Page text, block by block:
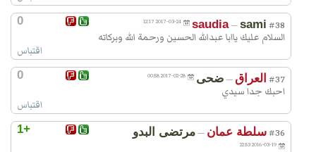
اَمْرِهِ اَشْهَدُ اَنَّكَ قَدْ بالَغْتَ فِي النَّصيحَةِ،
وَاَعْطَيْتَ غايَةَ اْلَْمجْهُودِ، فَبَعَثَكَ اللهُ فِي
الشُّهَداءِ، وَجَعَلَ رُوحَكَ مَعَ اَرْواحِ السُّعَداءِ،
وَاَعْطاكَ مِنْ جِنانِهِ اَفْسَحَها مَنْزِلاً وَاَفْضَلَها
غُرَفاً، وَرَفَعَ ذِكْرَكَ فِي عِلِّيّينَ، وَحَشَرَكَ
مَعَ النَّبِيّينَ وَالصِّدّيقينَ وَالشُّهَداءِ
وَالصّالِحينَ وَحَسُنَ اُولئِكَ رَفيقاً، اَشْهَدُ اَنَّكَ
لَمْ تَهِنْ وَلَمْ تَنْكُلْ، وَاَنَّكَ مَضَيْتَ عَلى
0 #38
saudia—sami
2017-03-24 12:17
السلام عليك ياابا عبدالله الحسين ورحمة الله وبركاته
اقتباس
0 #37 العراق — ضحى 2017-02-28 00:58
احبك جدا سيدي
اقتباس
+1 #36سلطة عمان — مرتضى البدو
2016-03-19 22:53